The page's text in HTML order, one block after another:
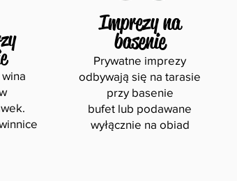
Imprezy na
basenie
Prywatne imprezy
odbywają się na tarasie
przy basenie
bufet lub podawane
wyłącznie na obiad